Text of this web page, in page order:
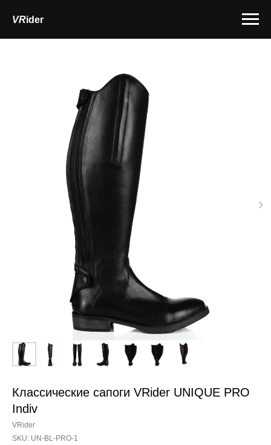
VRider
Классические сапоги VRider UNIQUE PRO
Indiv
VRider
SKU: UN-BL-PRO-1